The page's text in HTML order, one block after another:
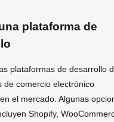
plataforma de
plataformas de desarrollo
de comercio electrónico
el mercado. Algunas
Shopify,